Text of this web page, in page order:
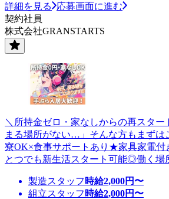
詳細を見る
応募画面に進む
契約社員
株式会社GRANSTARTS
＼所持金ゼロ・家なしからの再スター
まる場所がない…」そんな方もまずは
寮OK×食事サポートあり★家具家電付
とつでも新生活スタート可能◎働く場
製造スタッフ 時給2,000円〜
組立スタッフ 時給2,000円〜